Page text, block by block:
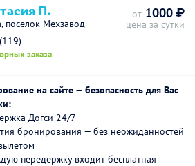
П.
посёлок Мехзавод
(119)
заказа
от 1000 ₽
цена за сутки
на сайте — безопасность для Вас
Догси 24/7
бронирования — без неожиданностей
передержку входит бесплатная